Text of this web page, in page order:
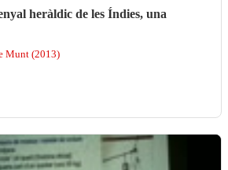
heràldic de les Índies, una
Munt (2013)